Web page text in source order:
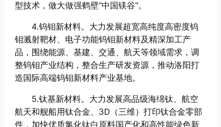
型技术，做大做强鹤壁“中国镁谷”。
4.钨钼新材料。大力发展超宽高纯度高密度钨
钼溅射靶材、电子功能钨钼新材料及精深加工产
品，围绕能源、基建、交通、航天等领域需求，调
整钨钼产业结构，整合生产研发资源，推动洛阳打
造国际高端钨钼新材料产业基地。
5.钛基新材料。大力发展高品级海绵钛、航空
航天和舰船用钛合金、3D（三维）打印钛合金零部
件，加快优质氯化钛白原料国产化和高性能绿色新